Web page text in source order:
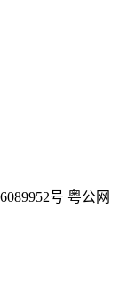
号 粤公网